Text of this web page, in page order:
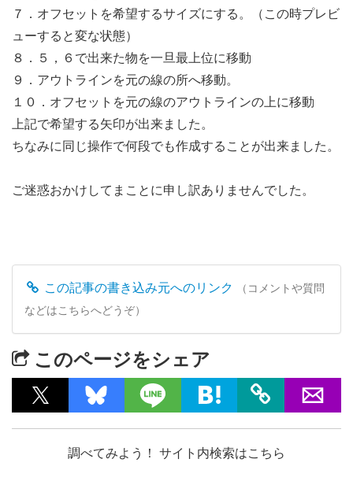
７．オフセットを希望するサイズにする。（この時プレビ
ューすると変な状態）
８．５，６で出来た物を一旦最上位に移動
９．アウトラインを元の線の所へ移動。
１０．オフセットを元の線のアウトラインの上に移動
上記で希望する矢印が出来ました。
ちなみに同じ操作で何段でも作成することが出来ました。
ご迷惑おかけしてまことに申し訳ありませんでした。
この記事の書き込み元へのリンク
（コメントや質問
などはこちらへどうぞ）
このページをシェア
調べてみよう！ サイト内検索はこちら